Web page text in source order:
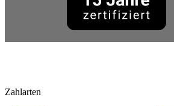
Zahlarten